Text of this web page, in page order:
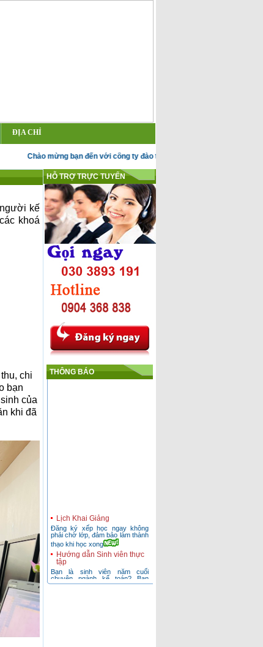
ĐỊA CHỈ
Chào mừng bạn đến với công ty đào tạo kế toán Đức Huy
kế
khoá
chi
bạn
của
khi đã
HỖ TRỢ TRỰC TUYẾN
THÔNG BÁO
Đăng ký xếp học ngay không
phải chờ lớp, đảm bảo làm thành
thạo khi học xong
Hướng dẫn Sinh viên thực
tập
Bạn là sinh viên năm cuối
chuyên ngành kế toán? Bạn
đang băn khoăn không biết nên
chọn cho mình chuy